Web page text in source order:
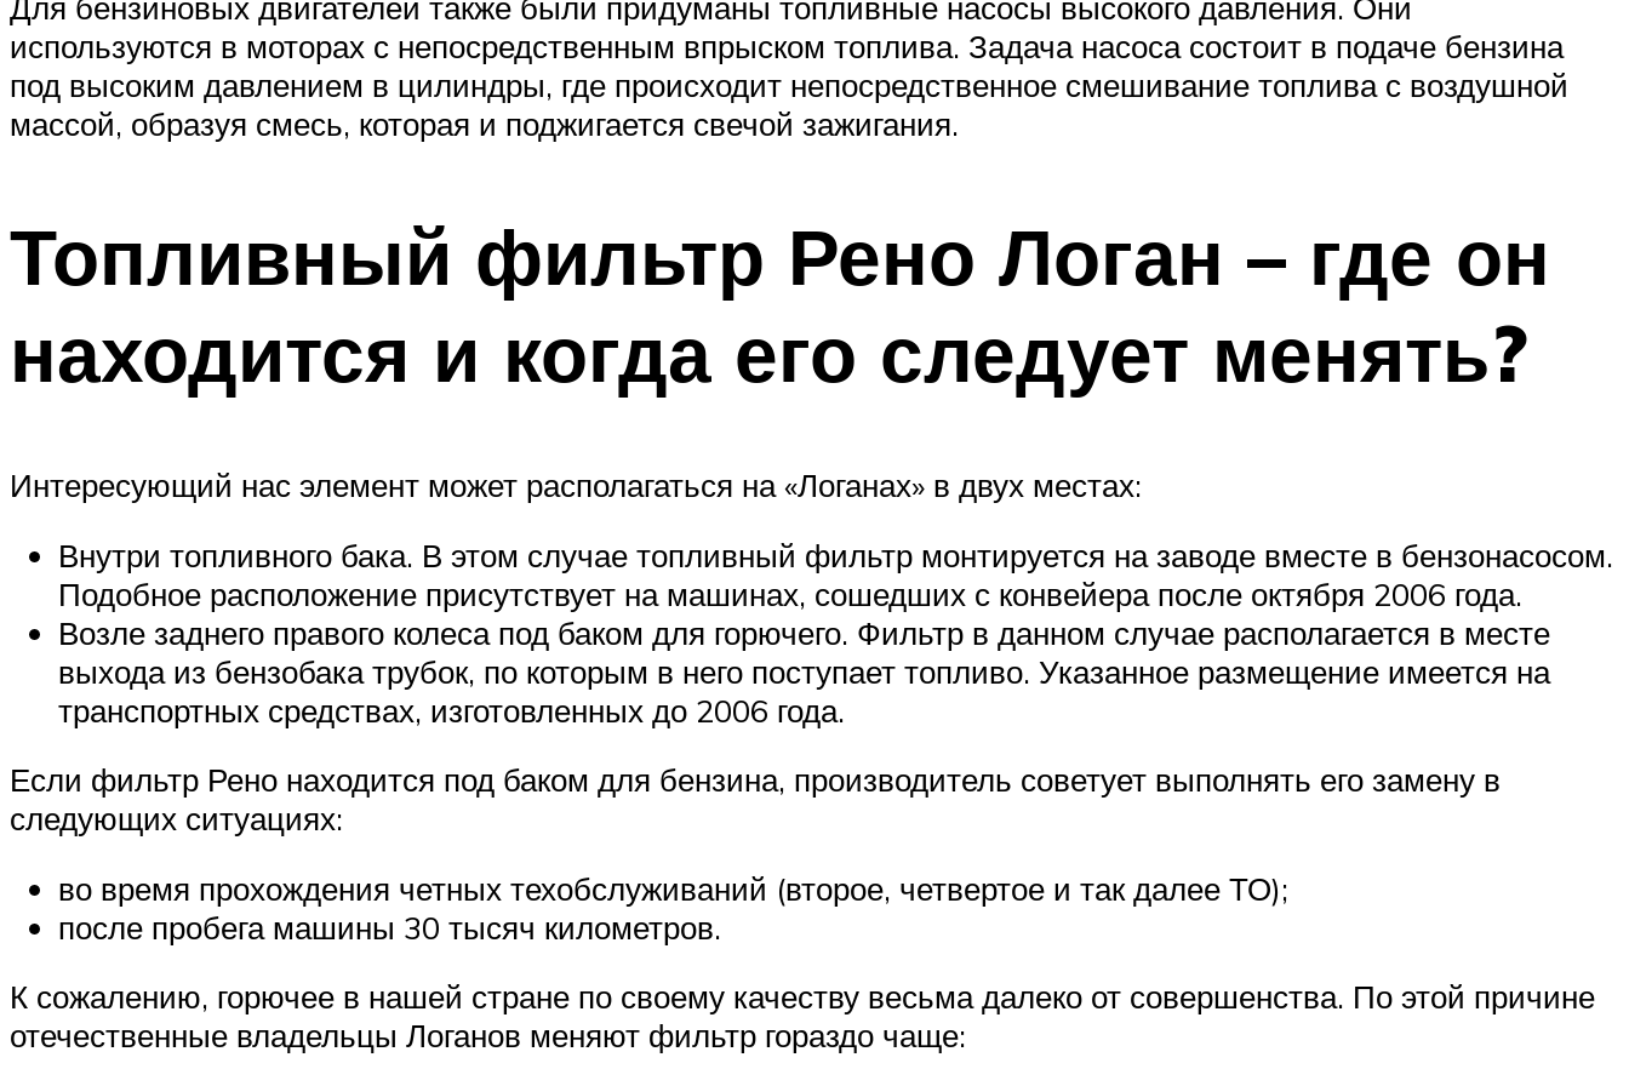
используются в моторах с непосредственным впрыском топлива. Задача насоса состоит в подаче бензина
под высоким давлением в цилиндры, где происходит непосредственное смешивание топлива с воздушной
массой, образуя смесь, которая и поджигается свечой зажигания.
Топливный фильтр Рено Логан – где он
находится и когда его следует менять?
Интересующий нас элемент может располагаться на «Логанах» в двух местах:
Внутри топливного бака. В этом случае топливный фильтр монтируется на заводе вместе в бензонасосом.
Подобное расположение присутствует на машинах, сошедших с конвейера после октября 2006 года.
Возле заднего правого колеса под баком для горючего. Фильтр в данном случае располагается в месте
выхода из бензобака трубок, по которым в него поступает топливо. Указанное размещение имеется на
транспортных средствах, изготовленных до 2006 года.
Если фильтр Рено находится под баком для бензина, производитель советует выполнять его замену в
следующих ситуациях:
во время прохождения четных техобслуживаний (второе, четвертое и так далее ТО);
после пробега машины 30 тысяч километров.
К сожалению, горючее в нашей стране по своему качеству весьма далеко от совершенства. По этой причине
отечественные владельцы Логанов меняют фильтр гораздо чаще: